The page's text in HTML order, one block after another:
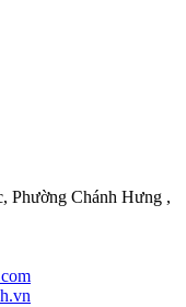
Phường Chánh Hưng ,